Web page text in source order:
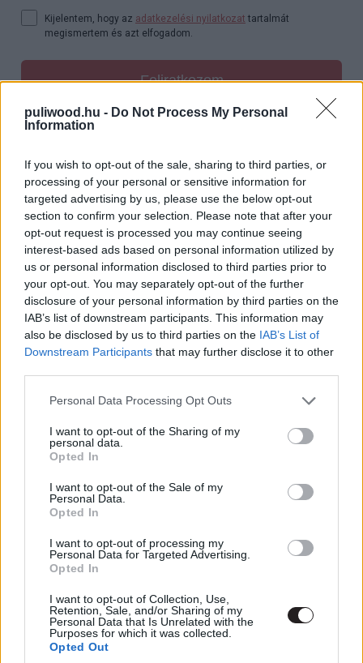
puliwood.hu - Do Not Process My Personal
Information
If you wish to opt-out of the sale, sharing to third parties, or
processing of your personal or sensitive information for
targeted advertising by us, please use the below opt-out
section to confirm your selection. Please note that after your
opt-out request is processed you may continue seeing
interest-based ads based on personal information utilized by
us or personal information disclosed to third parties prior to
your opt-out. You may separately opt-out of the further
disclosure of your personal information by third parties on the
IAB’s list of downstream participants. This information may
also be disclosed by us to third parties on the IAB’s List of
Downstream Participants that may further disclose it to other
Please note that this website/app uses one or more Google
not limited to your visit or usage behaviour. You may click to
grant or deny consent to Google and its third-party tags to
use your data for below specified purposes in below Google
consent section.
Personal Data Processing Opt Outs
I want to opt-out of the Sharing of my
personal data.
Opted In
I want to opt-out of the Sale of my
Personal Data.
Opted In
I want to opt-out of processing my
Personal Data for Targeted Advertising.
Opted In
I want to opt-out of Collection, Use,
Retention, Sale, and/or Sharing of my
Personal Data that Is Unrelated with the
Purposes for which it was collected.
Opted Out
Kijelentem, hogy az adatkezelési nyilatkozat tartalmát
megismertem és azt elfogadom.
Feliratkozom
elvétette nála, több idő kellett volna a játékidőből ahhoz,
hogy lássuk, miként válik egyszerű szolgából
fegyverforgató hős. Ezt tíz éve is így éreztem és most,
újranézéskor is ugyanez fogalmazódott meg bennem.
De ez csupán apróságnak tűnik a nagy egészhez képest.
Ettől még Django vagány, a film végi leszámolása
katartikus (mind a kettő, a maguk pompás
vérgejzírjeivel), ahogyan áll az omladozó, lángokban álló
ház előtt mosolyogva, szerethető piperkőc módjára,
amint tapsol neki kitörő örömmel Broomhilda (Kerry
Washington kis szerepben van, karaktere inkább
szimbolikus, de élénk jelenség).
erről a filmről azt, hogy piszkosul szórakoztató és
bravúros darab. Boldogat neki!
unchained
#jamie foxx #christoph waltz
#leonardo